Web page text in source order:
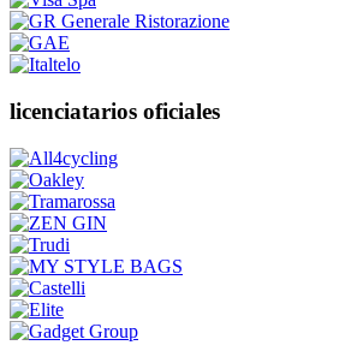
licenciatarios oficiales